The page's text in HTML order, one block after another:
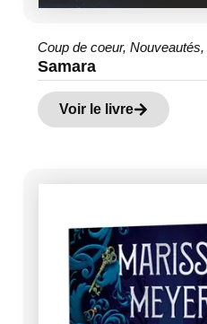
Coup de coeur, Nouveautés,
Samara
Voir le livre